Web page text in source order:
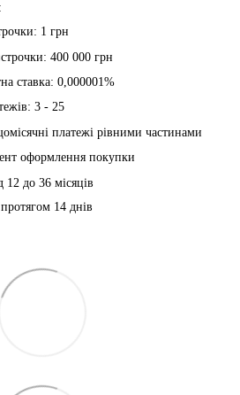
1 грн
400 000 грн
ставка: 0,000001%
3 - 25
платежі рівними частинами
оформлення покупки
12 до 36 місяців
14 днів